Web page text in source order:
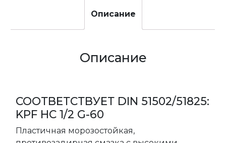
Описание
Описание
СООТВЕТСТВУЕТ DIN 51502/51825:
KPF HC 1/2 G-60
Пластичная морозостойкая,